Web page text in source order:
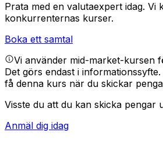
Prata med en valutaexpert idag. Vi
konkurrenternas kurser.
Boka ett samtal
Vi använder mid-market-kursen
Det görs endast i
få denna kurs när du skickar
Visste du att du kan skicka pengar
Anmäl dig idag